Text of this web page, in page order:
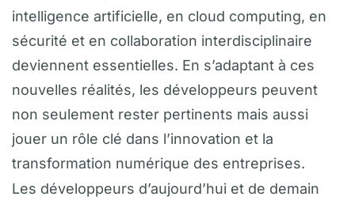
intelligence artificielle, en cloud computing, en
sécurité et en collaboration interdisciplinaire
deviennent essentielles. En s’adaptant à ces
nouvelles réalités, les développeurs peuvent
non seulement rester pertinents mais aussi
jouer un rôle clé dans l’innovation et la
transformation numérique des entreprises.
Les développeurs d’aujourd’hui et de demain